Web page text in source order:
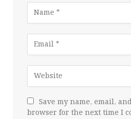
Save my name, email,
browser for the next time I